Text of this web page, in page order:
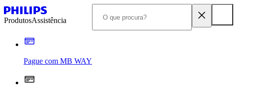
ProdutosAssistência
Pague com MB WAY